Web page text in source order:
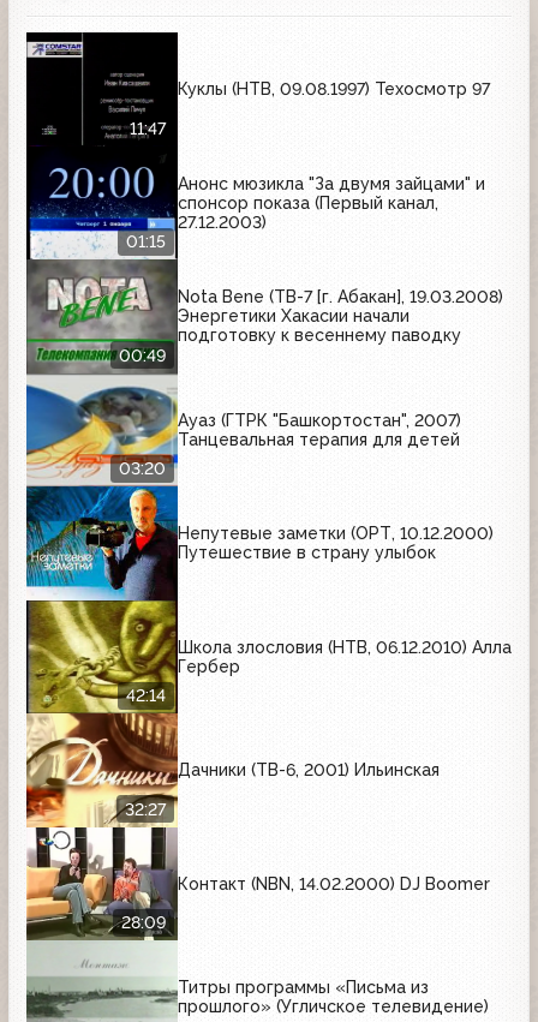
11:47
Куклы (НТВ, 09.08.1997) Техосмотр 97
01:15
Анонс мюзикла "За двумя зайцами" и
спонсор показа (Первый канал,
27.12.2003)
00:49
Nota Bene (ТВ-7 [г. Абакан], 19.03.2008)
Энергетики Хакасии начали
подготовку к весеннему паводку
03:20
Ауаз (ГТРК "Башкортостан", 2007)
Танцевальная терапия для детей
Непутевые заметки (ОРТ, 10.12.2000)
Путешествие в страну улыбок
42:14
Школа злословия (НТВ, 06.12.2010) Алла
Гербер
32:27
Дачники (ТВ-6, 2001) Ильинская
28:09
Контакт (NBN, 14.02.2000) DJ Boomer
Титры программы «Письма из
прошлого» (Угличское телевидение)